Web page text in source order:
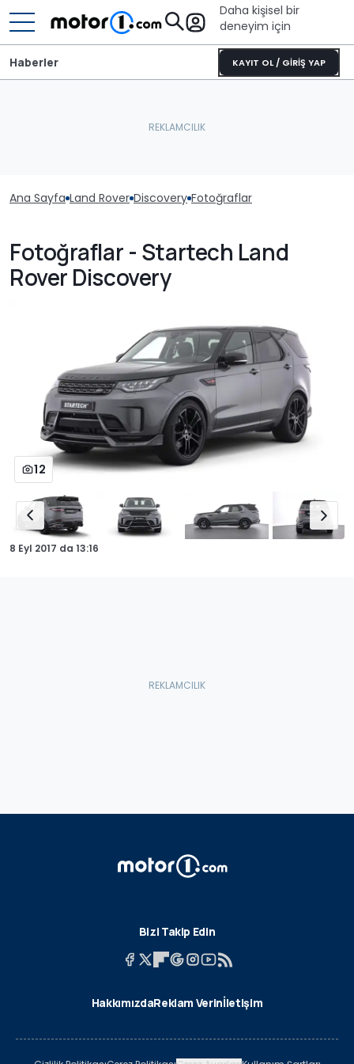
Daha kişisel bir
deneyim için
KAYIT OL / GİRİŞ YAP
Haberler
Ana Sayfa Land Rover Discovery Fotoğraflar
Fotoğraflar - Startech Land
Rover Discovery
12
8 Eyl 2017 da 13:16
Bizi Takip Edin
HakkımızdaReklam Verinİletişim